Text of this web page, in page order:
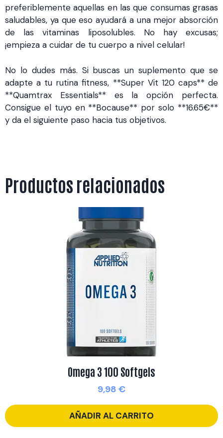
preferiblemente aquellas en las que consumas grasas
saludables, ya que eso ayudará a una mejor absorción
de las vitaminas liposolubles. No hay excusas;
¡empieza a cuidar de tu cuerpo a nivel celular!
No lo dudes más. Si buscas un suplemento que se
adapte a tu rutina fitness, **Super Vit 120 caps** de
**Quamtrax Essentials** es la opción perfecta.
Consigue el tuyo en **Bocause** por solo **16.65€**
y da el siguiente paso hacia tus objetivos.
Productos relacionados
Omega 3 100 Softgels
9,98 €
AÑADIR AL CARRITO